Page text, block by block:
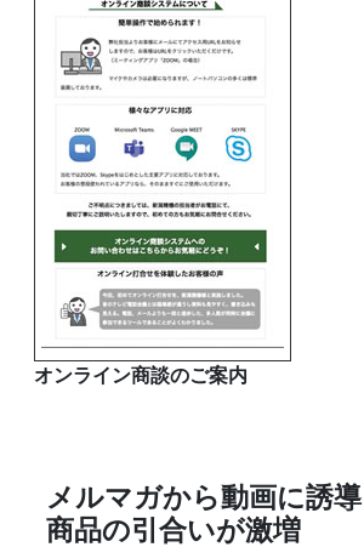
オンライン商談のご案内
メルマガから動画に誘導
商品の引合いが激増